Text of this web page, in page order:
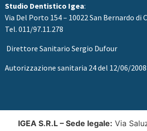
Studio Dentistico Igea:
Via Del Porto 154 – 10022 San Bernardo di
Tel. 011/97.11.278
Direttore Sanitario Sergio Dufour
Autorizzazione sanitaria 24 del 12/06/2008
IGEA S.R.L – Sede legale: Via